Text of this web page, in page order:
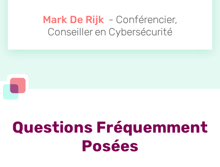
Mark De Rijk - Conférencier,
Conseiller en Cybersécurité
Questions Fréquemment
Posées